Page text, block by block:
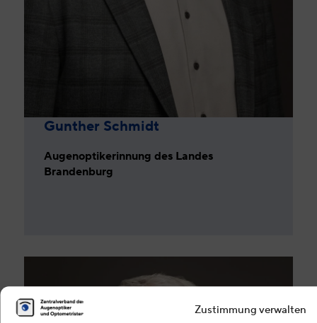
Zustimmung verwalten
Gunther Schmidt
Augenoptikerinnung des Landes
Brandenburg